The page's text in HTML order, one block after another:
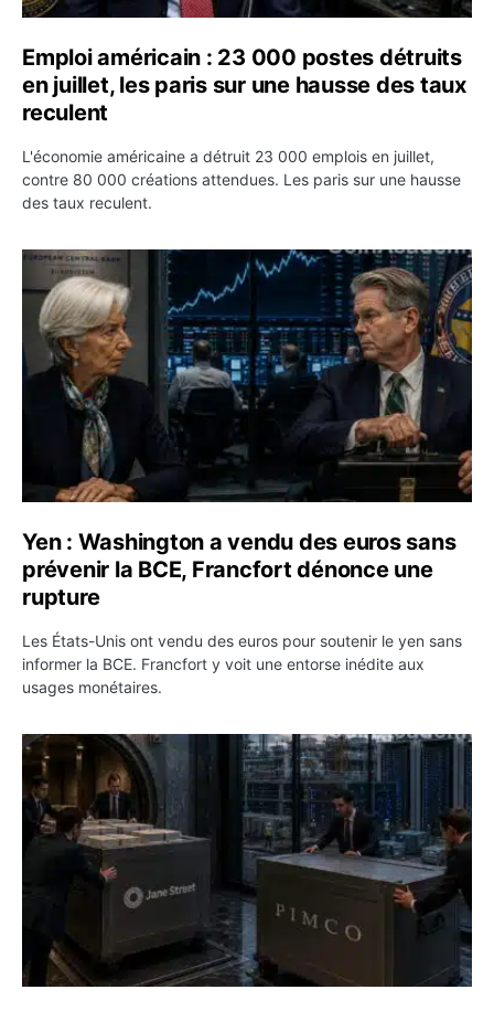
Emploi américain : 23 000 postes détruits
en juillet, les paris sur une hausse des taux
reculent
L'économie américaine a détruit 23 000 emplois en juillet,
contre 80 000 créations attendues. Les paris sur une hausse
des taux reculent.
Yen : Washington a vendu des euros sans prévenir la
Yen : Washington a vendu des euros sans
prévenir la BCE, Francfort dénonce une
rupture
Les États-Unis ont vendu des euros pour soutenir le yen sans
informer la BCE. Francfort y voit une entorse inédite aux
usages monétaires.
Jane Street négocie le transfert de 11 milliards de